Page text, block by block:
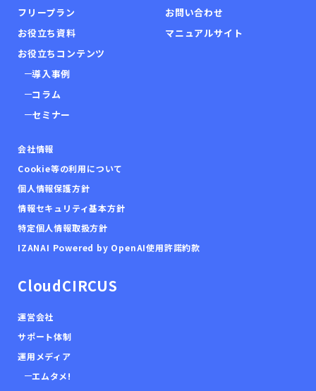
CloudCIRCUS
運営会社
サポート体制
運用メディア
エムタメ!
フリープラン
お役立ち資料
お役立ちコンテンツ
導入事例
コラム
セミナー
お問い合わせ
マニュアルサイト
会社情報
Cookie等の利用について
個人情報保護方針
情報セキュリティ基本方針
特定個人情報取扱方針
IZANAI Powered by OpenAI使用許諾約款